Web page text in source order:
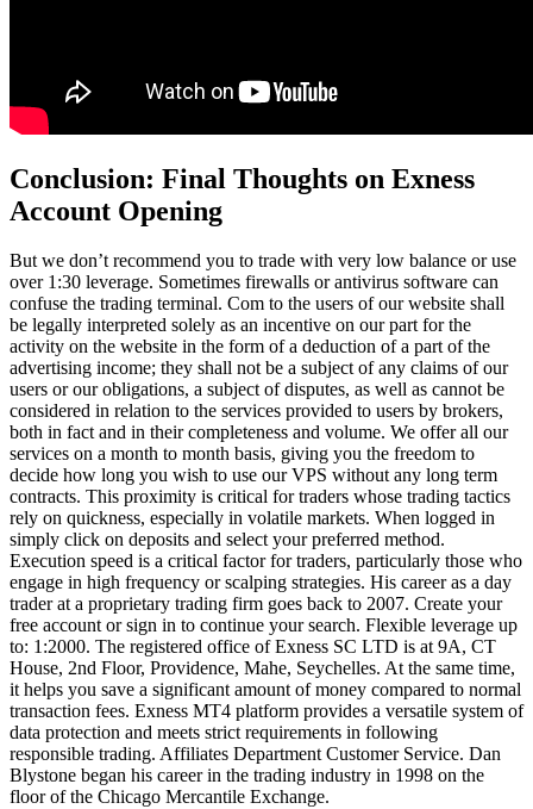
Conclusion: Final Thoughts on Exness
Account Opening
But we don’t recommend you to trade with very low balance or use
over 1:30 leverage. Sometimes firewalls or antivirus software can
confuse the trading terminal. Com to the users of our website shall
be legally interpreted solely as an incentive on our part for the
activity on the website in the form of a deduction of a part of the
advertising income; they shall not be a subject of any claims of our
users or our obligations, a subject of disputes, as well as cannot be
considered in relation to the services provided to users by brokers,
both in fact and in their completeness and volume. We offer all our
services on a month to month basis, giving you the freedom to
decide how long you wish to use our VPS without any long term
contracts. This proximity is critical for traders whose trading tactics
rely on quickness, especially in volatile markets. When logged in
simply click on deposits and select your preferred method.
Execution speed is a critical factor for traders, particularly those who
engage in high frequency or scalping strategies. His career as a day
trader at a proprietary trading firm goes back to 2007. Create your
free account or sign in to continue your search. Flexible leverage up
to: 1:2000. The registered office of E​xness SC LTD is at 9A, CT
House, 2nd Floor, Providence, Mahe, Seychelles. At the same time,
it helps you save a significant amount of money compared to normal
transaction fees. Exness MT4 platform provides a versatile system of
data protection and meets strict requirements in following
responsible trading. Affiliates Department Customer Service. Dan
Blystone began his career in the trading industry in 1998 on the
floor of the Chicago Mercantile Exchange.